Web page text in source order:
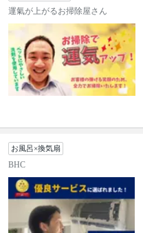
運氣が上がるお掃除屋さん
お風呂×換気扇
BHC